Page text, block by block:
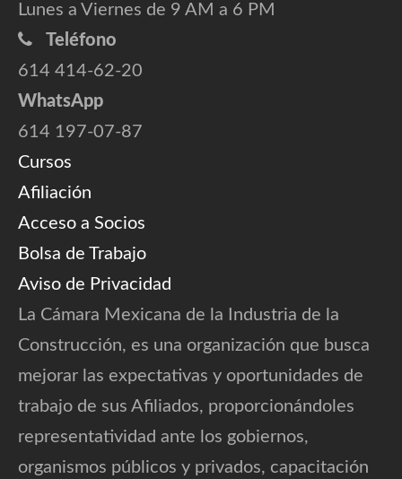
Lunes a Viernes de 9 AM a 6 PM
Teléfono
614 414-62-20
WhatsApp
614 197-07-87
Cursos
Afiliación
Acceso a Socios
Bolsa de Trabajo
Aviso de Privacidad
La Cámara Mexicana de la Industria de la
Construcción, es una organización que busca
mejorar las expectativas y oportunidades de
trabajo de sus Afiliados, proporcionándoles
representatividad ante los gobiernos,
organismos públicos y privados, capacitación